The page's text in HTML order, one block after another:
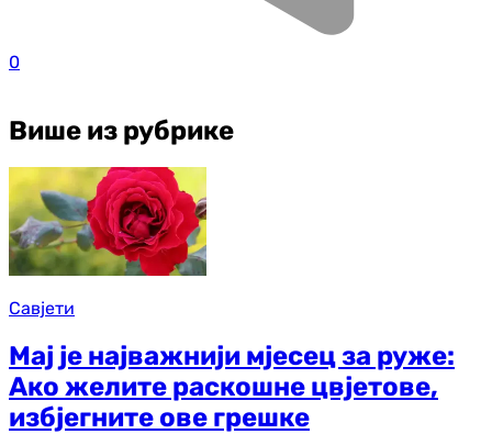
0
Више из рубрике
Савјети
Мај је најважнији мјесец за руже:
Ако желите раскошне цвјетове,
избјегните ове грешке